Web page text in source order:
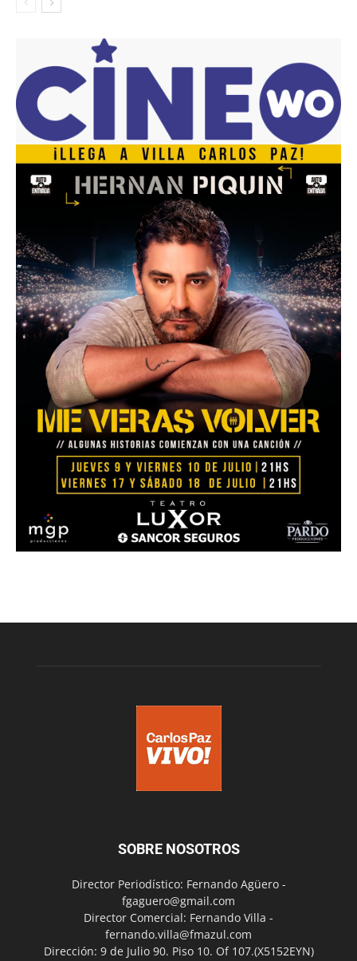
SOBRE NOSOTROS
Director Periodístico: Fernando Agüero -
fgaguero@gmail.com
Director Comercial: Fernando Villa -
fernando.villa@fmazul.com
Dirección: 9 de Julio 90. Piso 10. Of 107.(X5152EYN)